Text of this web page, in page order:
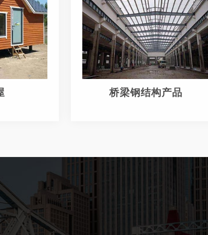
桥梁钢结构产品